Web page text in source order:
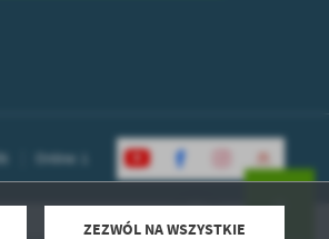
ZEZWÓL NA WSZYSTKIE
Online: 1